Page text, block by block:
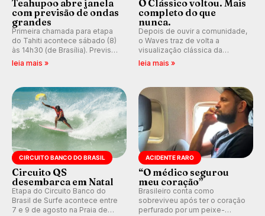
Teahupoo abre janela
com previsão de ondas
grandes
Primeira chamada para etapa
do Tahiti acontece sábado (8)
às 14h30 (de Brasília). Previsão
indica swell consistente.
Kelly Slater convidado.
leia mais »
O Clássico voltou. Mais
completo do que
nunca.
Depois de ouvir a comunidade,
o Waves traz de volta a
visualização clássica da
previsão de águas rasas,
ondas para até 16 dias.
leia mais »
CIRCUITO BANCO DO BRASIL
Circuito QS
desembarca em Natal
Etapa do Circuito Banco do
Brasil de Surfe acontece entre
7 e 9 de agosto na Praia de
ACIDENTE RARO
“O médico segurou
meu coração”
Brasileiro conta como
sobreviveu após ter o coração
perfurado por um peixe-